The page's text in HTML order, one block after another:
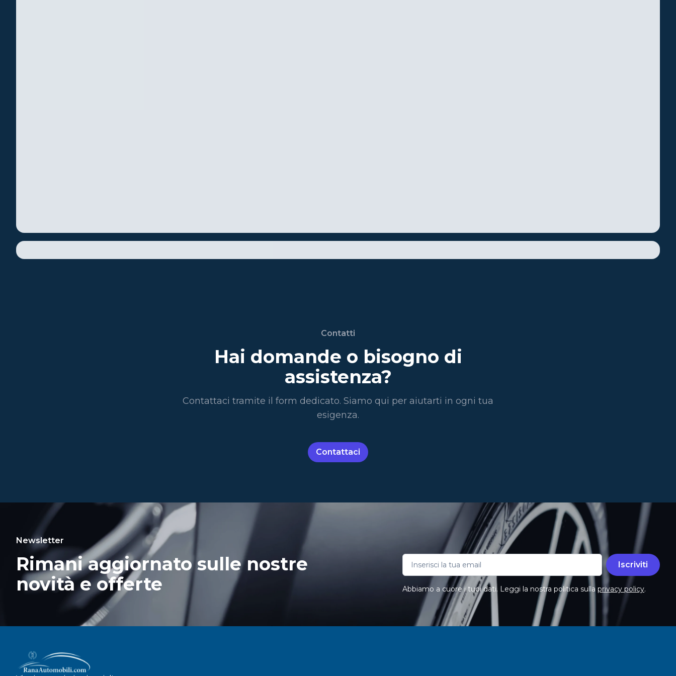
Contatti
Hai domande o bisogno di
assistenza?
Contattaci tramite il form dedicato. Siamo qui per aiutarti in ogni tua
esigenza.
Contattaci
Newsletter
Rimani aggiornato sulle nostre
novità e offerte
Iscriviti
Abbiamo a cuore i tuoi dati. Leggi la nostra politica sulla privacy policy.